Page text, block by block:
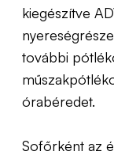
kiegészítve
további
órabéredet.
Sofőrként az